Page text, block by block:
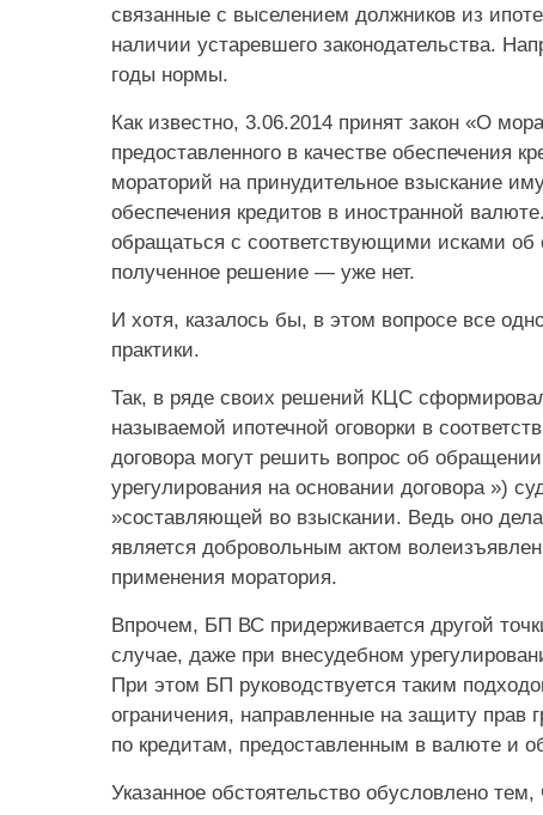
связанные с выселением должников из
наличии устаревшего законодательства.
годы нормы.
Как известно, 3.06.2014 принят закон «О
предоставленного в качестве обеспечения
мораторий на принудительное взыскание
обеспечения кредитов в иностранной
обращаться с соответствующими исками
полученное решение — уже нет.
И хотя, казалось бы, в этом вопросе все
практики.
Так, в ряде своих решений КЦС
называемой ипотечной оговорки в
договора могут решить вопрос об
урегулирования на основании договора »)
»составляющей во взыскании. Ведь оно
является добровольным актом
применения моратория.
Впрочем, БП ВС придерживается другой
случае, даже при внесудебном
При этом БП руководствуется таким
ограничения, направленные на защиту прав
по кредитам, предоставленным в валюте и
Указанное обстоятельство обусловлено